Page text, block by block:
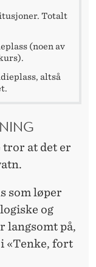
Totalt
(noen av
altså
tror at det er
som løper
og
langsomt på,
«Tenke, fort